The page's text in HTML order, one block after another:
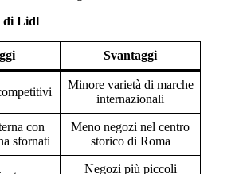
di Lidl
Svantaggi
Minore varietà di marche
internazionali
con
sfornati
Meno negozi nel centro
storico di Roma
Negozi più piccoli